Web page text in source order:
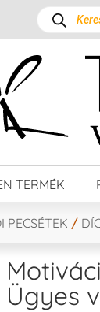
TERMÉK
PECSÉTEK /
Ügyes